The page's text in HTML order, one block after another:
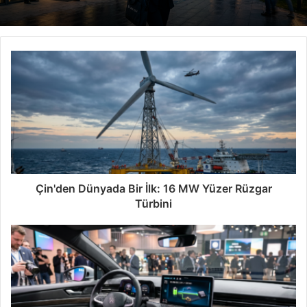
Çin'den Dünyada Bir İlk: 16 MW Yüzer Rüzgar
Türbini